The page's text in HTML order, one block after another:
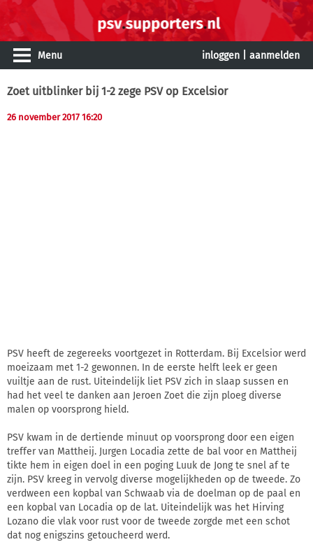
Menu inloggen aanmelden
Zoet uitblinker bij 1-2 zege PSV op Excelsior
26 november 2017 16:20
PSV heeft de zegereeks voortgezet in Rotterdam. Bij Excelsior werd
moeizaam met 1-2 gewonnen. In de eerste helft leek er geen
vuiltje aan de rust. Uiteindelijk liet PSV zich in slaap sussen en
had het veel te danken aan Jeroen Zoet die zijn ploeg diverse
malen op voorsprong hield.
PSV kwam in de dertiende minuut op voorsprong door een eigen
treffer van Mattheij. Jurgen Locadia zette de bal voor en Mattheij
tikte hem in eigen doel in een poging Luuk de Jong te snel af te
zijn. PSV kreeg in vervolg diverse mogelijkheden op de tweede. Zo
verdween een kopbal van Schwaab via de doelman op de paal en
een kopbal van Locadia op de lat. Uiteindelijk was het Hirving
Lozano die vlak voor rust voor de tweede zorgde met een schot
dat nog enigszins getoucheerd werd.